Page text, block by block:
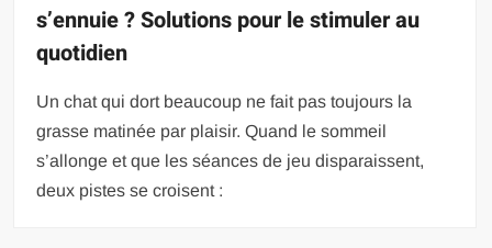
s’ennuie ? Solutions pour le stimuler au
quotidien
Un chat qui dort beaucoup ne fait pas toujours la
grasse matinée par plaisir. Quand le sommeil
s’allonge et que les séances de jeu disparaissent,
deux pistes se croisent :